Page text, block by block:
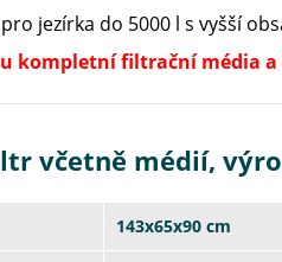
jezírka do 5000 l s vyšší
kompletní filtrační média
včetně médií,
143x65x90 cm